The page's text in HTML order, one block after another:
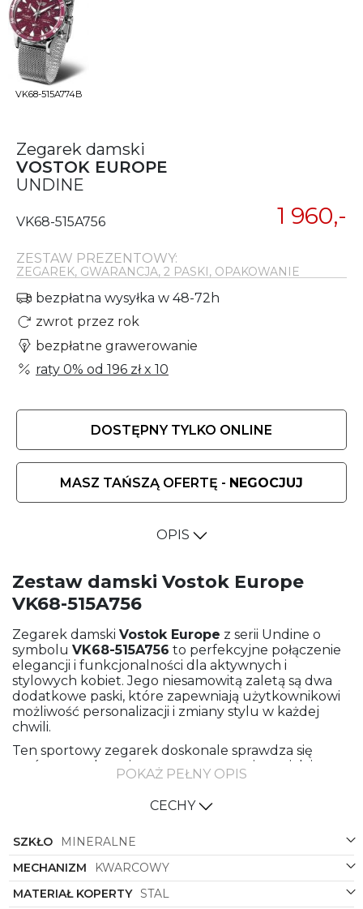
VK68-515A774B
Zegarek damski
VOSTOK EUROPE
UNDINE
VK68-515A756 1 960,-
ZESTAW PREZENTOWY:
ZEGAREK, GWARANCJA, 2 PASKI, OPAKOWANIE
bezpłatna wysyłka w 48-72h
zwrot przez rok
bezpłatne grawerowanie
raty 0% od 196 złx 10
DOSTĘPNY TYLKO ONLINE
MASZ TAŃSZĄ OFERTĘ - NEGOCJUJ
OPIS
Zestaw damski Vostok Europe
VK68-515A756
Zegarek damski Vostok Europe z serii Undine o
symbolu VK68-515A756 to perfekcyjne połączenie
elegancji i funkcjonalności dla aktywnych i
stylowych kobiet. Jego niesamowitą zaletą są dwa
dodatkowe paski, które zapewniają użytkownikowi
możliwość personalizacji i zmiany stylu w każdej
chwili.
Ten sportowy zegarek doskonale sprawdza się
zarówno podczas intensywnego treningu, jak i na
eleganckim przyjęciu. Został stworzony z myślą o
kobietach, które cenią sobie niezawodność, komfort
noszenia oraz modny design.
Koperta zegarka wykonana jest z
wysokogatunkowej stali, co zapewnia trwałość i
solidność zegarka. Kolorystyka zegarka w
odcieniach granatu i srebra dodaje mu elegancji i
klasy. Dopełnieniem całości jest granatowa tarcza,
POKAŻ PEŁNY OPIS
CECHY
SZKŁO
MINERALNE
MECHANIZM
KWARCOWY
MATERIAŁ KOPERTY STAL